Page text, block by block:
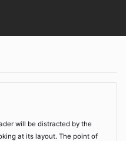
will be distracted by the
at its layout. The point of